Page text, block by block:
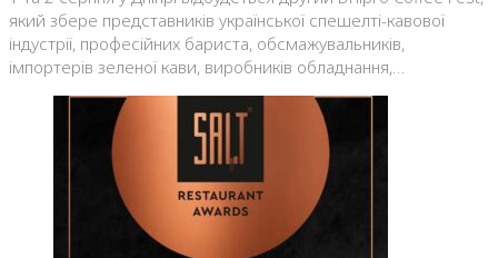
який збере представників української спешелті-кавової
індустрії, професійних бариста, обсмажувальників,
імпортерів зеленої кави, виробників обладнання,…